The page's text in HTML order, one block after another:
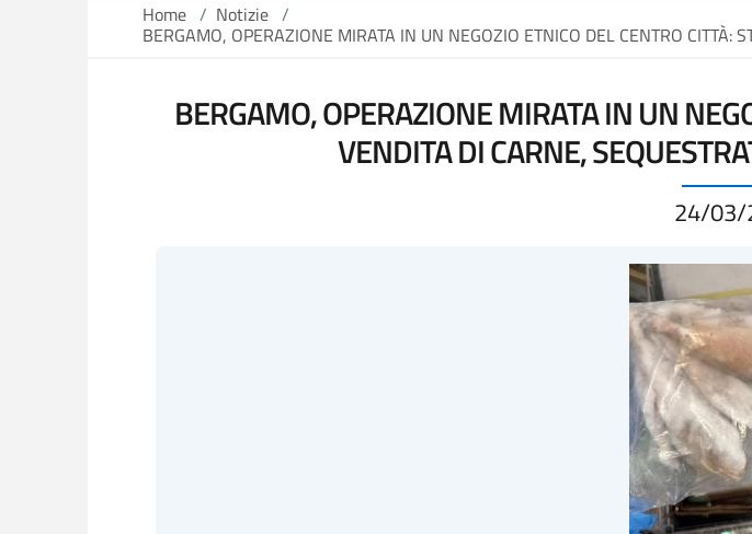
Home / Notizie /
BERGAMO, OPERAZIONE MIRATA IN UN NEGOZIO ETNICO DEL CENTRO CITTÀ:
BERGAMO, OPERAZIONE MIRATA IN UN
VENDITA DI CARNE,
24/03/